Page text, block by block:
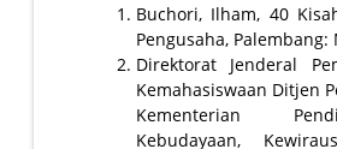
Buchori, Ilham, 40
Pengusaha, Palembang:
Direktorat Jenderal
Kemahasiswaan Ditjen
Kementerian
Kebudayaan,